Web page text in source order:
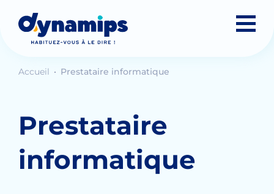
Accueil Prestataire informatique
Prestataire
informatique